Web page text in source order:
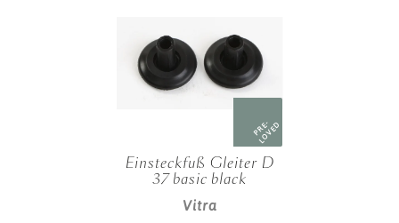
PRE-
LOVED
Einsteckfuß Gleiter D
37 basic black
Vitra